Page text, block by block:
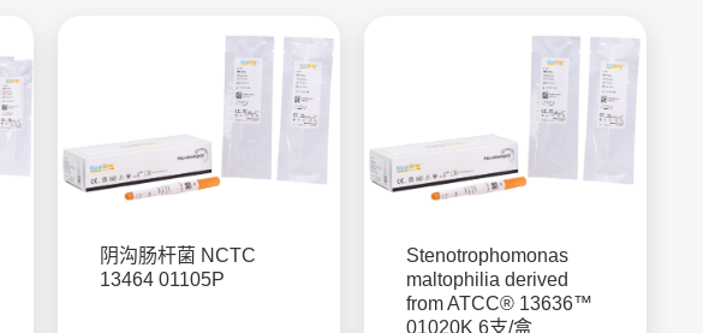
阴沟肠杆菌 NCTC
13464 01105P
Stenotrophomonas
maltophilia derived
from ATCC® 13636™
01020K 6支/盒